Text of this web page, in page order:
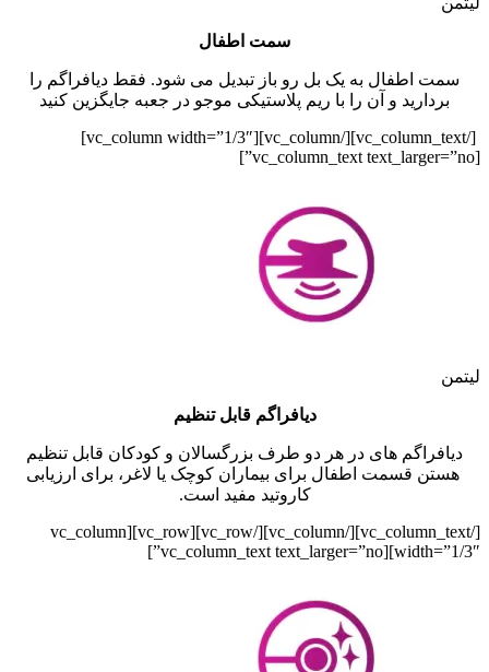
سمت اطفال
سمت اطفال به یک بل رو باز تبدیل می شود. فقط دیافراگم را
بردارید و آن را با ریم پلاستیکی موجو در جعبه جایگزین کنید
[/vc_column_text][/vc_column][vc_column width=”1/3″]
[vc_column_text text_larger=”no”]
لیتمن
دیافراگم قابل تنظیم
دیافراگم های در هر دو طرف بزرگسالان و کودکان قابل تنظیم
هستن قسمت اطفال برای بیماران کوچک یا لاغر، برای ارزیابی
کاروتید مفید است.
[/vc_column_text][/vc_column][/vc_row][vc_row][vc_column
width=”1/3″][vc_column_text text_larger=”no”]